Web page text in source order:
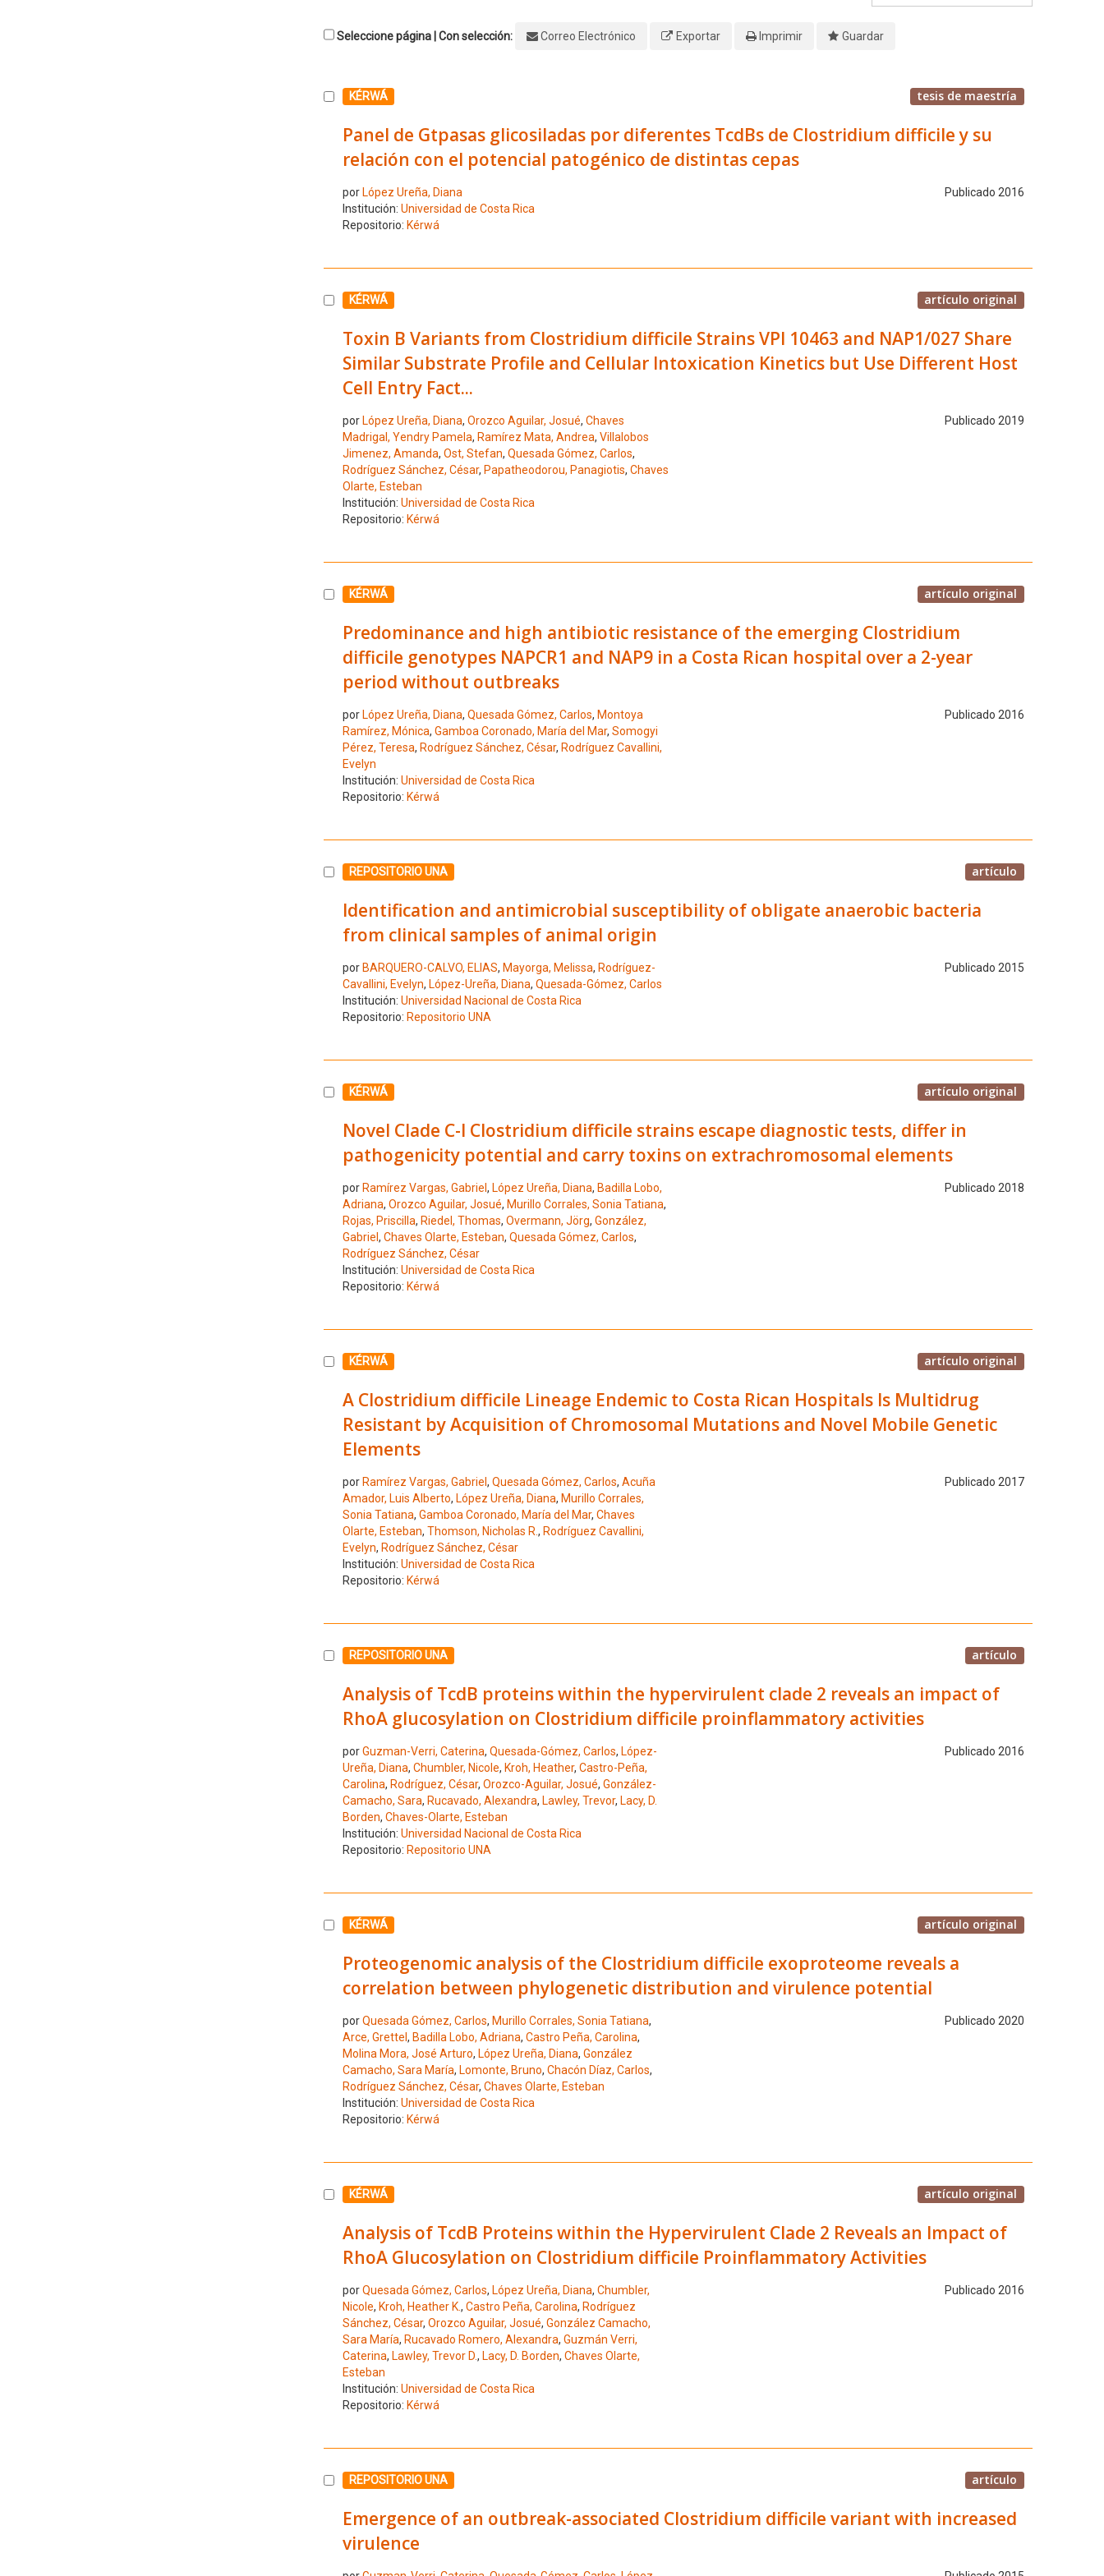
Seleccione página | Con selección: Correo Electrónico Exportar Imprimir Guardar
Seleccione el número de resultado 1
KÉRWÁ tesis de maestría
Panel de Gtpasas glicosiladas por diferentes TcdBs de Clostridium difficile y su
relación con el potencial patogénico de distintas cepas
por López Ureña, Diana
Publicado 2016
Institución: Universidad de Costa Rica
Repositorio: Kérwá
Seleccione el número de resultado 2
KÉRWÁ artículo original
Toxin B Variants from Clostridium difficile Strains VPI 10463 and NAP1/027 Share
Similar Substrate Profile and Cellular Intoxication Kinetics but Use Different Host
Cell Entry Fact...
por López Ureña, Diana, Orozco Aguilar, Josué, Chaves
Madrigal, Yendry Pamela, Ramírez Mata, Andrea, Villalobos
Jimenez, Amanda, Ost, Stefan, Quesada Gómez, Carlos,
Rodríguez Sánchez, César, Papatheodorou, Panagiotis, Chaves
Olarte, Esteban
Publicado 2019
Institución: Universidad de Costa Rica
Repositorio: Kérwá
Seleccione el número de resultado 3
KÉRWÁ artículo original
Predominance and high antibiotic resistance of the emerging Clostridium
difficile genotypes NAPCR1 and NAP9 in a Costa Rican hospital over a 2-year
period without outbreaks
por López Ureña, Diana, Quesada Gómez, Carlos, Montoya
Ramírez, Mónica, Gamboa Coronado, María del Mar, Somogyi
Pérez, Teresa, Rodríguez Sánchez, César, Rodríguez Cavallini,
Evelyn
Publicado 2016
Institución: Universidad de Costa Rica
Repositorio: Kérwá
Seleccione el número de resultado 4
REPOSITORIO UNA artículo
Identification and antimicrobial susceptibility of obligate anaerobic bacteria
from clinical samples of animal origin
por BARQUERO-CALVO, ELIAS, Mayorga, Melissa, Rodríguez-
Cavallini, Evelyn, López-Ureña, Diana, Quesada-Gómez, Carlos
Publicado 2015
Institución: Universidad Nacional de Costa Rica
Repositorio: Repositorio UNA
Seleccione el número de resultado 5
KÉRWÁ artículo original
Novel Clade C-I Clostridium difficile strains escape diagnostic tests, differ in
pathogenicity potential and carry toxins on extrachromosomal elements
por Ramírez Vargas, Gabriel , López Ureña, Diana, Badilla Lobo,
Adriana, Orozco Aguilar, Josué, Murillo Corrales, Sonia Tatiana,
Rojas, Priscilla, Riedel, Thomas, Overmann, Jörg, González,
Gabriel , Chaves Olarte, Esteban, Quesada Gómez, Carlos,
Rodríguez Sánchez, César
Publicado 2018
Institución: Universidad de Costa Rica
Repositorio: Kérwá
Seleccione el número de resultado 6
KÉRWÁ artículo original
A Clostridium difficile Lineage Endemic to Costa Rican Hospitals Is Multidrug
Resistant by Acquisition of Chromosomal Mutations and Novel Mobile Genetic
Elements
por Ramírez Vargas, Gabriel , Quesada Gómez, Carlos, Acuña
Amador, Luis Alberto, López Ureña, Diana, Murillo Corrales,
Sonia Tatiana, Gamboa Coronado, María del Mar, Chaves
Olarte, Esteban, Thomson, Nicholas R., Rodríguez Cavallini,
Evelyn, Rodríguez Sánchez, César
Publicado 2017
Institución: Universidad de Costa Rica
Repositorio: Kérwá
Seleccione el número de resultado 7
REPOSITORIO UNA artículo
Analysis of TcdB proteins within the hypervirulent clade 2 reveals an impact of
RhoA glucosylation on Clostridium difficile proinflammatory activities
porGuzman-Verri, Caterina, Quesada-Gómez, Carlos, López-
Ureña, Diana, Chumbler, Nicole, Kroh, Heather, Castro-Peña,
Carolina, Rodríguez, César, Orozco-Aguilar, Josué, González-
Camacho, Sara, Rucavado, Alexandra, Lawley, Trevor, Lacy, D.
Borden, Chaves-Olarte, Esteban
Publicado 2016
Institución: Universidad Nacional de Costa Rica
Repositorio: Repositorio UNA
Seleccione el número de resultado 8
KÉRWÁ artículo original
Proteogenomic analysis of the Clostridium difficile exoproteome reveals a
correlation between phylogenetic distribution and virulence potential
porQuesada Gómez, Carlos, Murillo Corrales, Sonia Tatiana,
Arce, Grettel , Badilla Lobo, Adriana, Castro Peña, Carolina,
Molina Mora, José Arturo, López Ureña, Diana, González
Camacho, Sara María, Lomonte, Bruno, Chacón Díaz, Carlos,
Rodríguez Sánchez, César, Chaves Olarte, Esteban
Publicado 2020
Institución: Universidad de Costa Rica
Repositorio: Kérwá
Seleccione el número de resultado 9
KÉRWÁ artículo original
Analysis of TcdB Proteins within the Hypervirulent Clade 2 Reveals an Impact of
RhoA Glucosylation on Clostridium difficile Proinflammatory Activities
porQuesada Gómez, Carlos, López Ureña, Diana, Chumbler,
Nicole, Kroh, Heather K., Castro Peña, Carolina, Rodríguez
Sánchez, César, Orozco Aguilar, Josué, González Camacho,
Sara María, Rucavado Romero, Alexandra, Guzmán Verri,
Caterina, Lawley, Trevor D., Lacy, D. Borden, Chaves Olarte,
Esteban
Publicado 2016
Institución: Universidad de Costa Rica
Repositorio: Kérwá
Seleccione el número de resultado 10
REPOSITORIO UNA artículo
Emergence of an outbreak-associated Clostridium difficile variant with increased
virulence